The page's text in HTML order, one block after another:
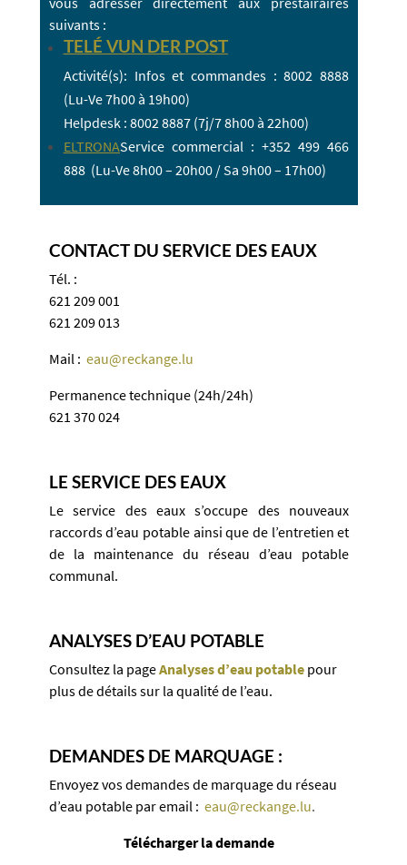
suivants :
TELÉ VUN DER POST
Activité(s): Infos et commandes : 8002 8888
(Lu-Ve 7h00 à 19h00)
Helpdesk : 8002 8887 (7j/7 8h00 à 22h00)
ELTRONA​​Service commercial : +352 499 466
888 (Lu-Ve 8h00 – 20h00 / Sa 9h00 – 17h00)
CONTACT DU SERVICE DES EAUX
Tél. :
621 209 001
621 209 013
Mail : eau@reckange.lu
Permanence technique (24h/24h)
621 370 024
LE SERVICE DES EAUX
​Le service des eaux s’occupe des nouveaux
raccords d’eau potable ainsi que de l’entretien et
de la maintenance du réseau d’eau potable
communal.
ANALYSES D’EAU POTABLE
Consultez la pageAnalyses d’eau potable pour
plus de détails sur la qualité de l’eau.
DEMANDES DE MARQUAGE :
Envoyez vos demandes de marquage du réseau
d’eau potable par email : eau@reckange.lu.
Télécharger la demande